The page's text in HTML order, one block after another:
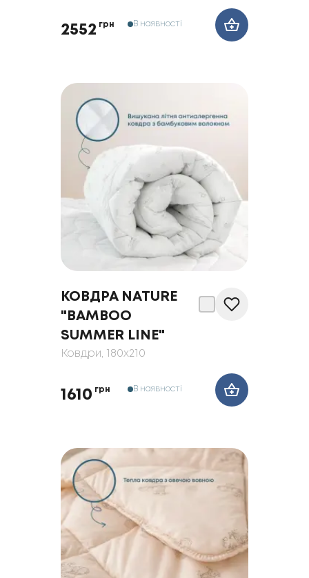
2552 грн В наявності
КОВДРА NATURE
"BAMBOO
SUMMER LINE"
Ковдри, 180x210
1610 грн В наявності